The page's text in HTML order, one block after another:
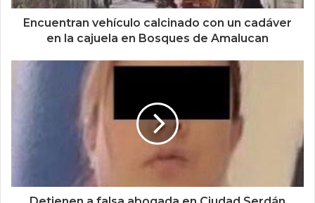
Encuentran vehículo calcinado con un cadáver
en la cajuela en Bosques de Amalucan